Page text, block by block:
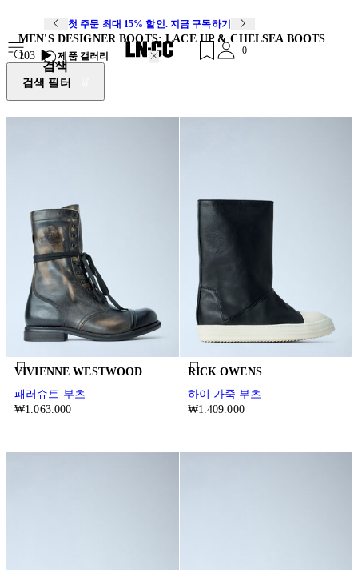
첫 주문 최대 15% 할인. 지금 구독하기
검색
0
MEN'S DESIGNER BOOTS: LACE UP & CHELSEA BOOTS
103
제품 갤러리
검색 필터
VIVIENNE WESTWOOD
패러슈트 부츠
₩1.063.000
RICK OWENS
하이 가죽 부츠
₩1.409.000